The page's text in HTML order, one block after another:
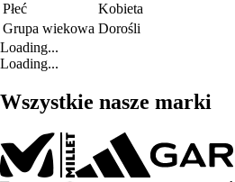
Płeć
Kobieta
Grupa wiekowa Dorośli
Loading...
Loading...
Wszystkie nasze marki